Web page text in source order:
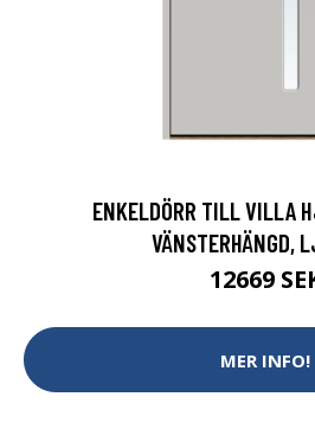
ENKELDÖRR TILL VILLA
VÄNSTERHÄNGD,
12669
MER INFO!